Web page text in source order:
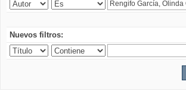
Nuevos filtros: